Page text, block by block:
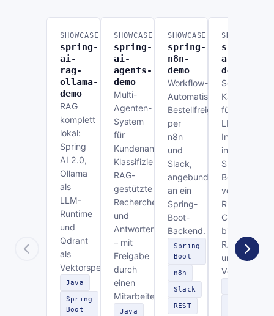
SHOWCASE
spring-
ai-
rag-
ollama-
demo
RAG
komplett
lokal:
Spring
AI 2.0,
Ollama
als
LLM-
Runtime
und
Qdrant
als
Vektorspeicher.
Java
Spring
Boot
SHOWCASE
spring-
ai-
agents-
demo
Multi-
Agenten-
System
für
Kundenanfragen:
Klassifizierung,
RAG-
gestützte
Recherche
und
Antwortentwurf
– mit
Freigabe
durch
einen
Mitarbeiter.
Java
SHOWCASE
spring-
n8n-
demo
Workflow-
Automatisierung:
Bestellfreigabe
per
n8n
und
Slack,
angebunden
an ein
Spring-
Boot-
Backend.
Spring
Boot
n8n
Slack
REST
SHOWCASE
spring-
ai-
demo
Sechs
Kanäle
für
LLM-
Integration
in
Spring
Boot –
von
REST-
Chat
bis
RAG
und